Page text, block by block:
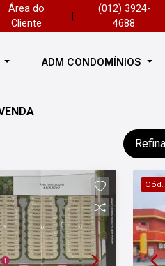
Área do
Cliente
(012) 3924-
4688
ADM CONDOMÍNIOS
Cód.